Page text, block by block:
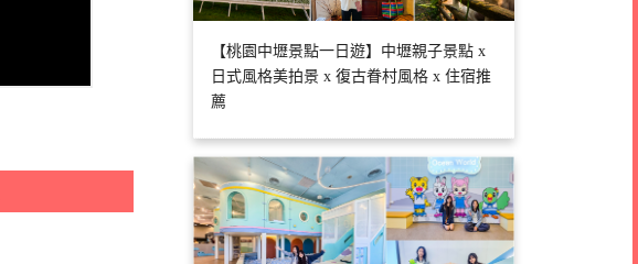
【桃園中壢景點一日遊】中壢親子景點 x
日式風格美拍景 x 復古眷村風格 x 住宿推
薦